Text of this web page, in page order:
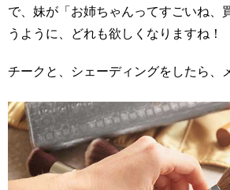
で、妹が「お姉ちゃんってすごいね、
うように、どれも欲しくなりますね！
チークと、シェーディングをしたら、